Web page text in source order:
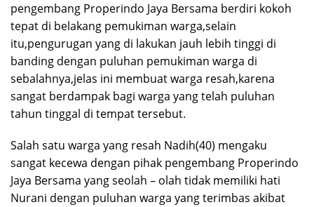
pengembang Properindo Jaya Bersama berdiri kokoh
tepat di belakang pemukiman warga,selain
itu,pengurugan yang di lakukan jauh lebih tinggi di
banding dengan puluhan pemukiman warga di
sebalahnya,jelas ini membuat warga resah,karena
sangat berdampak bagi warga yang telah puluhan
tahun tinggal di tempat tersebut.
Salah satu warga yang resah Nadih(40) mengaku
sangat kecewa dengan pihak pengembang Properindo
Jaya Bersama yang seolah – olah tidak memiliki hati
Nurani dengan puluhan warga yang terimbas akibat